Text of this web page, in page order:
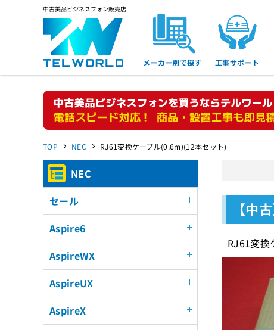
中古美品ビジネスフォン販売店
メーカー別で探す 工事サポート
TOP NEC RJ61変換ケーブル(0.6m)(12本セット)
【中
RJ61変
NEC
セール
Aspire6
AspireWX
AspireUX
AspireX